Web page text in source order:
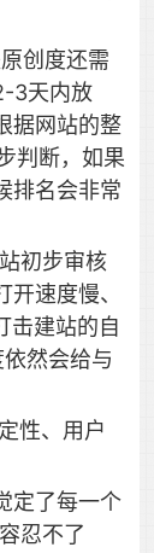
创度还需
3天内放
据网站的整
判断，如果
排名会非常
初步审核
速度慢、
击建站的自
然会给与
性、用户
定了每一个
忍不了